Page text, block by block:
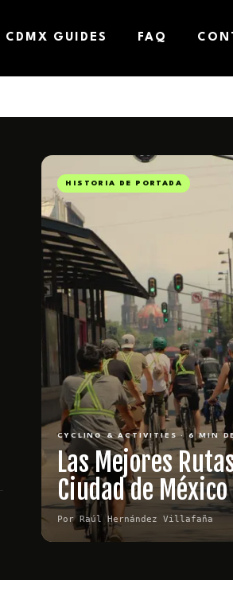
CDMX GUIDES FAQ
HISTORIA DE PORTADA
CYCLING & ACTIVITIES · 6 MIN
Las Mejores
Ciudad de
Por Raúl Hernández Villafaña